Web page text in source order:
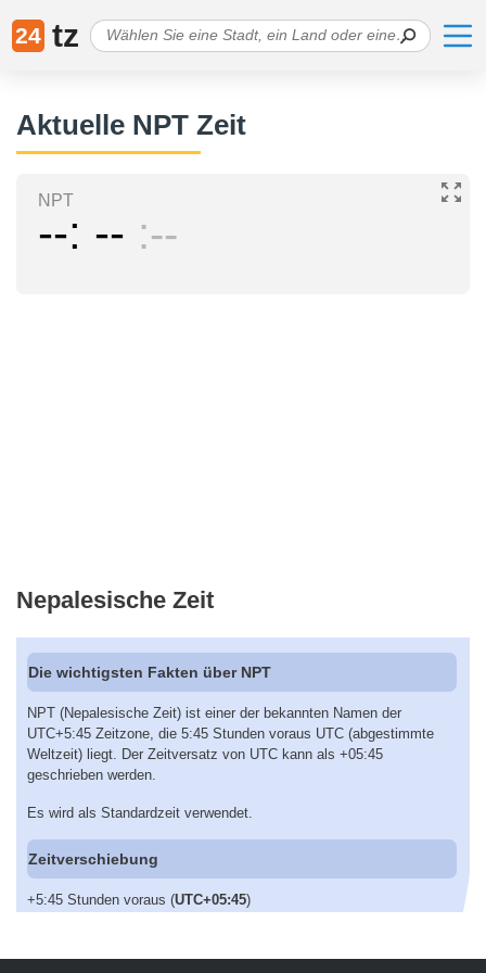
24 tz
Aktuelle NPT Zeit
NPT
-- -- --
Nepalesische Zeit
Die wichtigsten Fakten über NPT
NPT (Nepalesische Zeit) ist einer der bekannten Namen der
UTC+5:45 Zeitzone, die 5:45 Stunden voraus UTC (abgestimmte
Weltzeit) liegt. Der Zeitversatz von UTC kann als +05:45
geschrieben werden.
Es wird als Standardzeit verwendet.
Zeitverschiebung
+5:45 Stunden voraus (UTC+05:45)